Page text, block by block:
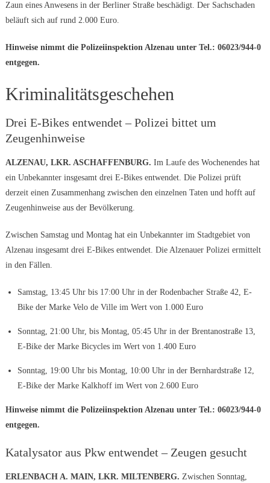
Zaun eines Anwesens in der Berliner Straße beschädigt. Der Sachschaden
beläuft sich auf rund 2.000 Euro.
Hinweise nimmt die Polizeiinspektion Alzenau unter Tel.: 06023/944-0
entgegen.
Kriminalitätsgeschehen
Drei E-Bikes entwendet – Polizei bittet um
Zeugenhinweise
ALZENAU, LKR. ASCHAFFENBURG. Im Laufe des Wochenendes hat
ein Unbekannter insgesamt drei E-Bikes entwendet. Die Polizei prüft
derzeit einen Zusammenhang zwischen den einzelnen Taten und hofft auf
Zeugenhinweise aus der Bevölkerung.
Zwischen Samstag und Montag hat ein Unbekannter im Stadtgebiet von
Alzenau insgesamt drei E-Bikes entwendet. Die Alzenauer Polizei ermittelt
in den Fällen.
Samstag, 13:45 Uhr bis 17:00 Uhr in der Rodenbacher Straße 42, E-
Bike der Marke Velo de Ville im Wert von 1.000 Euro
Sonntag, 21:00 Uhr, bis Montag, 05:45 Uhr in der Brentanostraße 13,
E-Bike der Marke Bicycles im Wert von 1.400 Euro
Sonntag, 19:00 Uhr bis Montag, 10:00 Uhr in der Bernhardstraße 12,
E-Bike der Marke Kalkhoff im Wert von 2.600 Euro
Hinweise nimmt die Polizeiinspektion Alzenau unter Tel.: 06023/944-0
entgegen.
Katalysator aus Pkw entwendet – Zeugen gesucht
ERLENBACH A. MAIN, LKR. MILTENBERG. Zwischen Sonntag,